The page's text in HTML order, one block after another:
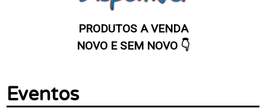
PRODUTOS A VENDA
NOVO E SEM NOVO 👇
Eventos